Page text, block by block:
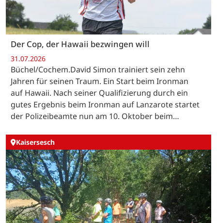
Der Cop, der Hawaii bezwingen will
31.07.2026
Büchel/Cochem.David Simon trainiert sein zehn
Jahren für seinen Traum. Ein Start beim Ironman
auf Hawaii. Nach seiner Qualifizierung durch ein
gutes Ergebnis beim Ironman auf Lanzarote startet
der Polizeibeamte nun am 10. Oktober beim…
Kaisersesch